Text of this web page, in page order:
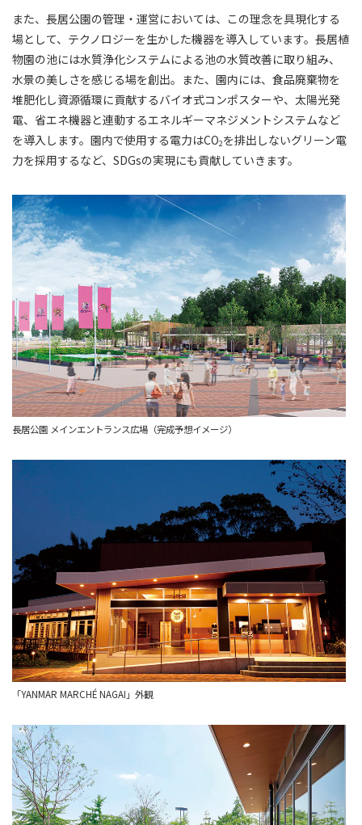
また、長居公園の管理・運営においては、この理念を具現化する
場として、テクノロジーを生かした機器を導入しています。長居植
物園の池には水質浄化システムによる池の水質改善に取り組み、
水景の美しさを感じる場を創出。また、園内には、食品廃棄物を
堆肥化し資源循環に貢献するバイオ式コンポスターや、太陽光発
電、省エネ機器と連動するエネルギーマネジメントシステムなど
を導入します。園内で使用する電力はCO2を排出しないグリーン電
力を採用するなど、SDGsの実現にも貢献していきます。
長居公園 メインエントランス広場（完成予想イメージ）
「YANMAR MARCHÉ NAGAI」外観